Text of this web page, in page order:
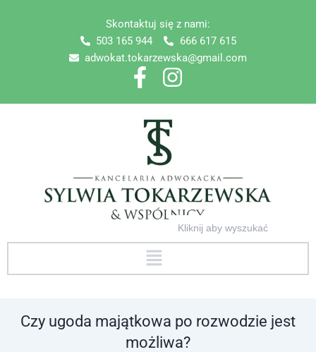
Skontaktuj się z nami:
503 165 944
666 617 615
adwokat.tokarzewska@gmail.com
Menu
Search
for:
Czy ugoda majątkowa po rozwodzie jest
możliwa?